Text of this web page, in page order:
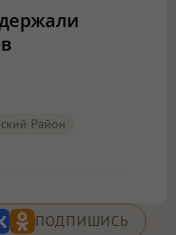
Район
ПОДПИШИСЬ